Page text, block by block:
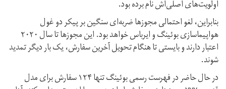
اولویت‌های اصلی‌اش نام برده بود.
بنابراین، لغو احتمالی مجوزها ضربه‌ای سنگین بر پیکر دو غول
هواپیماسازی بوئینگ و ایرباس خواهد بود. این مجوزها تا سال ۲۰۲۰
اعتبار دارند و بایستی تا هنگام تحویل آخرین سفارش، یک بار دیگر تمدید
شوند.
در حال حاضر در فهرست رسمی بوئینگ تنها ۱۲۴ سفارش برای مدل